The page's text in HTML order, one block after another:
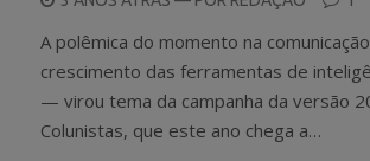
ON
A polêmica do momento na
crescimento das ferramentas de
— virou tema da campanha da versão
Colunistas, que este ano chega a…